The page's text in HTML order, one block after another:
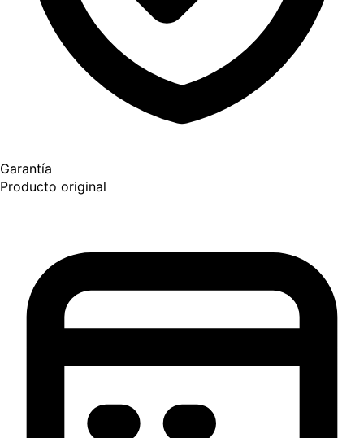
Garantía
Producto original